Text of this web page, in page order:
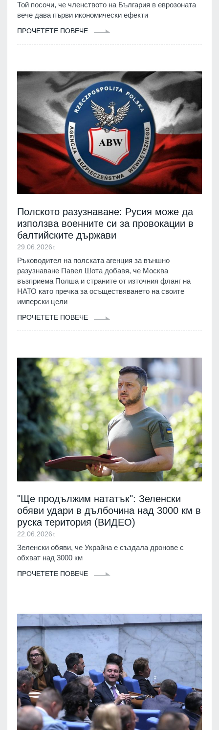
Той посочи, че членството на България в еврозоната
вече дава първи икономически ефекти
ПРОЧЕТЕТЕ ПОВЕЧЕ
Полското разузнаване: Русия може да
използва военните си за провокации в
балтийските държави
29.06.2026г.
Ръководител на полската агенция за външно
разузнаване Павел Шота добавя, че Москва
възприема Полша и страните от източния фланг на
НАТО като пречка за осъществяването на своите
имперски цели
ПРОЧЕТЕТЕ ПОВЕЧЕ
"Ще продължим нататък": Зеленски
обяви удари в дълбочина над 3000 км в
руска територия (ВИДЕО)
22.06.2026г.
Зеленски обяви, че Украйна е създала дронове с
обхват над 3000 км
ПРОЧЕТЕТЕ ПОВЕЧЕ